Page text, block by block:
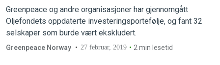
Greenpeace og andre organisasjoner har gjennomgått
Oljefondets oppdaterte investeringsportefølje, og fant 32
selskaper som burde vært ekskludert.
Greenpeace Norway 27 februar, 2019 2 min lesetid